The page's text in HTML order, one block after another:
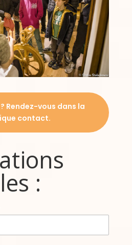
Rendez-vous dans la
contact.
: